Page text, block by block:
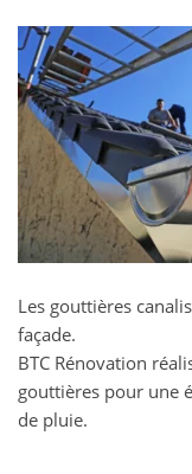
Les gouttières
façade.
BTC Rénovation
gouttières pour une
de pluie.